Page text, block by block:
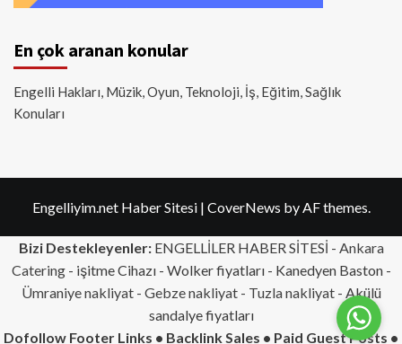
En çok aranan konular
Engelli Hakları, Müzik, Oyun, Teknoloji, İş, Eğitim, Sağlık
Konuları
Engelliyim.net Haber Sitesi | CoverNews by AF themes.
Bizi Destekleyenler:ENGELLİLER HABER SİTESİ - Ankara
Catering- işitme Cihazı - Wolker fiyatları - Kanedyen Baston -
Ümraniye nakliyat- Gebze nakliyat- Tuzla nakliyat- Akülü
sandalye fiyatları
Dofollow Footer Links • Backlink Sales • Paid Guest Posts •